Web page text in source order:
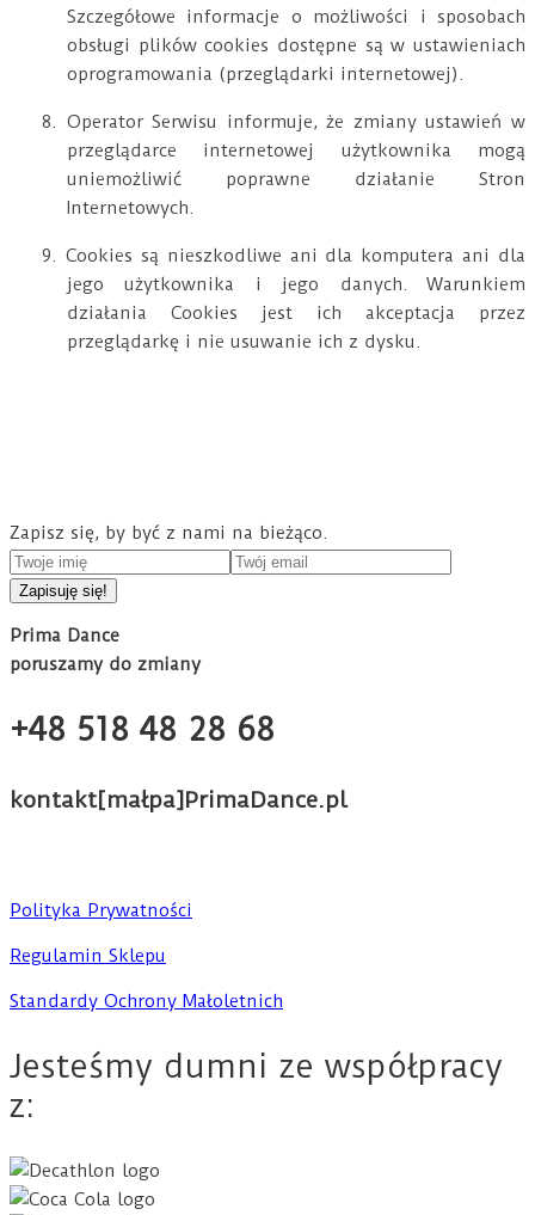
Szczegółowe informacje o możliwości i sposobach
obsługi plików cookies dostępne są w ustawieniach
oprogramowania (przeglądarki internetowej).
8. Operator Serwisu informuje, że zmiany ustawień w
przeglądarce internetowej użytkownika mogą
uniemożliwić poprawne działanie Stron
Internetowych.
9. Cookies są nieszkodliwe ani dla komputera ani dla
jego użytkownika i jego danych. Warunkiem
działania Cookies jest ich akceptacja przez
przeglądarkę i nie usuwanie ich z dysku.
Zapisz się, by być z nami na bieżąco.
Prima Dance
poruszamy do zmiany
+48 518 48 28 68
kontakt[małpa]PrimaDance.pl
Polityka Prywatności
Regulamin Sklepu
Standardy Ochrony Małoletnich
Jesteśmy dumni ze współpracy
z: